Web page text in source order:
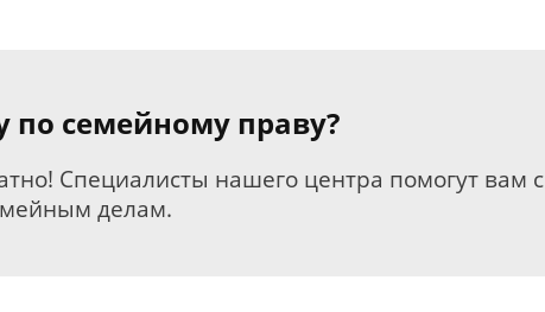
по семейному праву?
Специалисты нашего центра помогут вам с
делам.